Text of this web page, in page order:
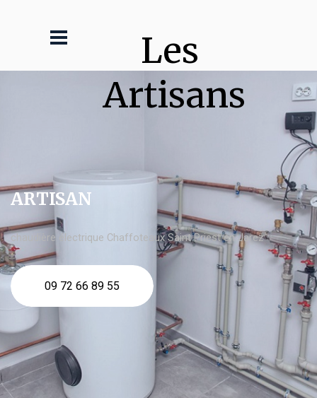
Les
Artisans
ARTISAN
chaudière électrique Chaffoteaux Saint Priest en Jarez
09 72 66 89 55